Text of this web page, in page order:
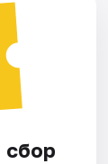
сбор